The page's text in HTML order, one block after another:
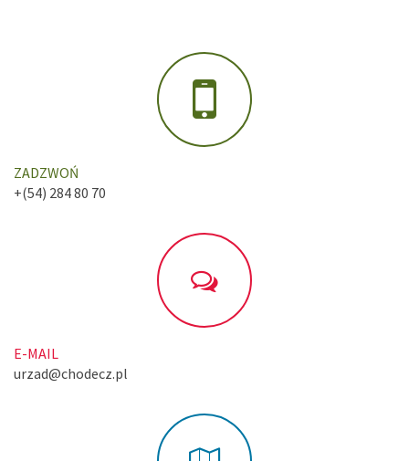
ZADZWOŃ
+(54) 284 80 70
E-MAIL
urzad@chodecz.pl